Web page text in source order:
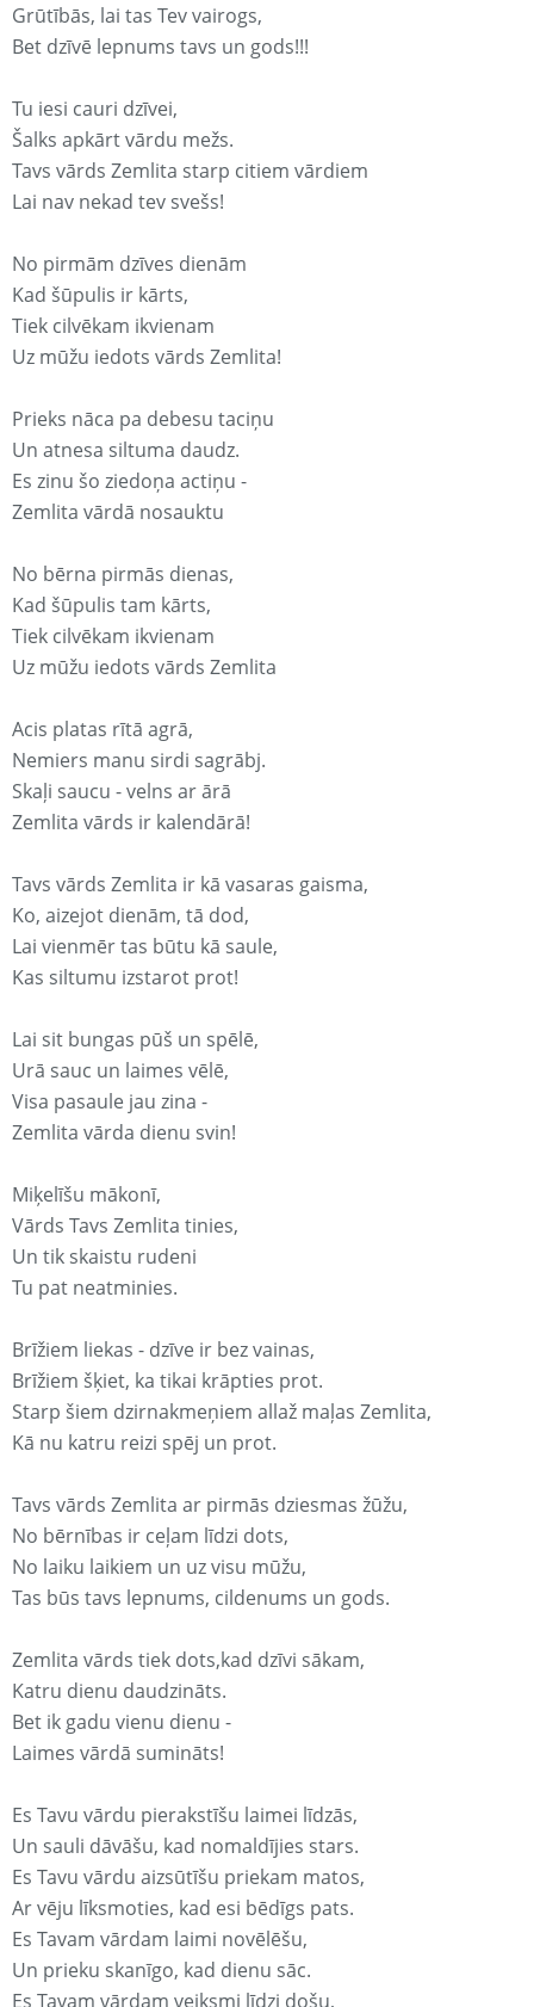
Grūtībās, lai tas Tev vairogs,
Bet dzīvē lepnums tavs un gods!!!
Tu iesi cauri dzīvei,
Šalks apkārt vārdu mežs.
Tavs vārds Zemlita starp citiem vārdiem
Lai nav nekad tev svešs!
No pirmām dzīves dienām
Kad šūpulis ir kārts,
Tiek cilvēkam ikvienam
Uz mūžu iedots vārds Zemlita!
Prieks nāca pa debesu taciņu
Un atnesa siltuma daudz.
Es zinu šo ziedoņa actiņu -
Zemlita vārdā nosauktu
No bērna pirmās dienas,
Kad šūpulis tam kārts,
Tiek cilvēkam ikvienam
Uz mūžu iedots vārds Zemlita
Acis platas rītā agrā,
Nemiers manu sirdi sagrābj.
Skaļi saucu - velns ar ārā
Zemlita vārds ir kalendārā!
Tavs vārds Zemlita ir kā vasaras gaisma,
Ko, aizejot dienām, tā dod,
Lai vienmēr tas būtu kā saule,
Kas siltumu izstarot prot!
Lai sit bungas pūš un spēlē,
Urā sauc un laimes vēlē,
Visa pasaule jau zina -
Zemlita vārda dienu svin!
Miķelīšu mākonī,
Vārds Tavs Zemlita tinies,
Un tik skaistu rudeni
Tu pat neatminies.
Brīžiem liekas - dzīve ir bez vainas,
Brīžiem šķiet, ka tikai krāpties prot.
Starp šiem dzirnakmeņiem allaž maļas Zemlita,
Kā nu katru reizi spēj un prot.
Tavs vārds Zemlita ar pirmās dziesmas žūžu,
No bērnības ir ceļam līdzi dots,
No laiku laikiem un uz visu mūžu,
Tas būs tavs lepnums, cildenums un gods.
Zemlita vārds tiek dots,kad dzīvi sākam,
Katru dienu daudzināts.
Bet ik gadu vienu dienu -
Laimes vārdā sumināts!
Es Tavu vārdu pierakstīšu laimei līdzās,
Un sauli dāvāšu, kad nomaldījies stars.
Es Tavu vārdu aizsūtīšu priekam matos,
Ar vēju līksmoties, kad esi bēdīgs pats.
Es Tavam vārdam laimi novēlēšu,
Un prieku skanīgo, kad dienu sāc.
Es Tavam vārdam veiksmi līdzi došu,